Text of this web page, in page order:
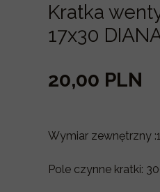
Wymiar zewnętrzny
Pole czynne kratki:
20,00 PLN
Kratka
17x30